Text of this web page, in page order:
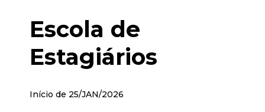
Escola de
Estagiários
Início de 25/JAN/2026